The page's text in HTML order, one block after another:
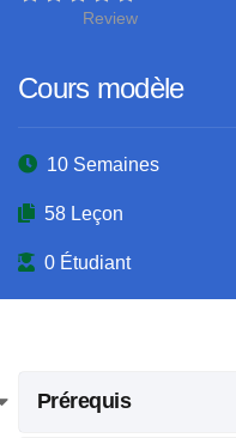
Review
Cours modèle
10 Semaines
58 Leçon
0 Étudiant
Prérequis